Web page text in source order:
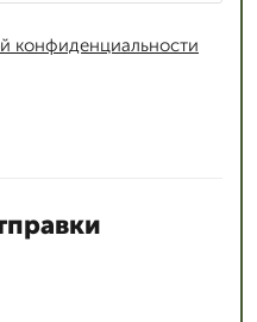
конфиденциальности